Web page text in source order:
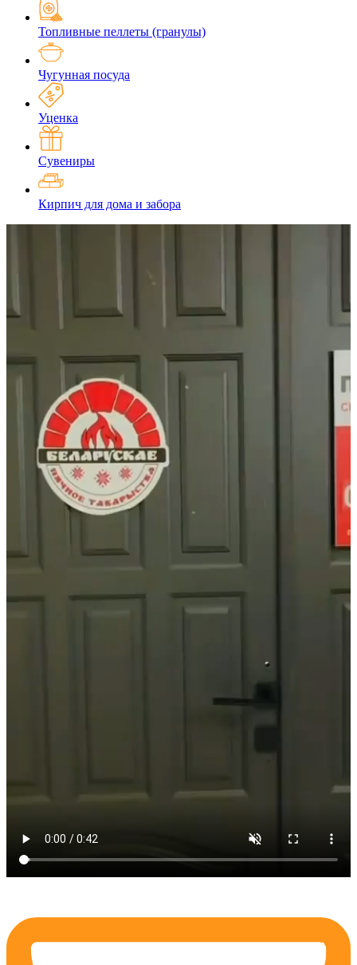
Топливные пеллеты (гранулы)
Чугунная посуда
Уценка
Сувениры
Кирпич для дома и забора